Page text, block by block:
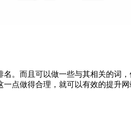
而且可以做一些与其相关的词，
点做得合理，就可以有效的提升网